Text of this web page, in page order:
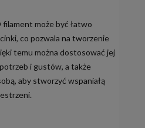
filament może być łatwo
co pozwala na tworzenie
temu można dostosować jej
i gustów, a także
aby stworzyć wspaniałą